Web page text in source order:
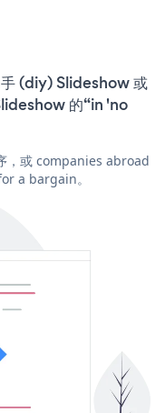
(diy) Slideshow 或
的“in 'no
，或 companies abroad
a bargain。